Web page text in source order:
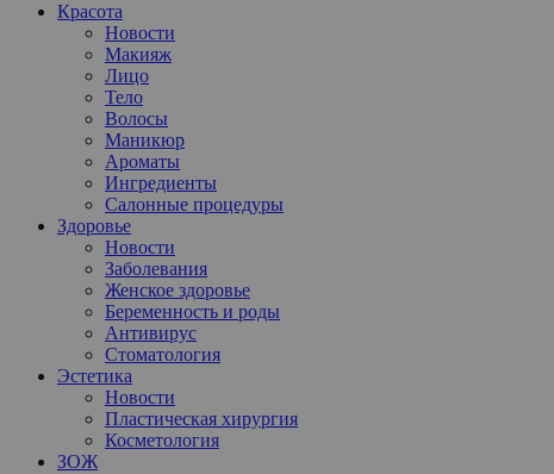
Красота
Новости
Макияж
Лицо
Тело
Волосы
Маникюр
Ароматы
Ингредиенты
Салонные процедуры
Здоровье
Новости
Заболевания
Женское здоровье
Беременность и роды
Антивирус
Стоматология
Эстетика
Новости
Пластическая хирургия
Косметология
ЗОЖ